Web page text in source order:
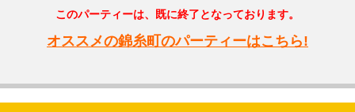
このパーティーは、既に終了となっております。
オススメの錦糸町のパーティーはこちら!